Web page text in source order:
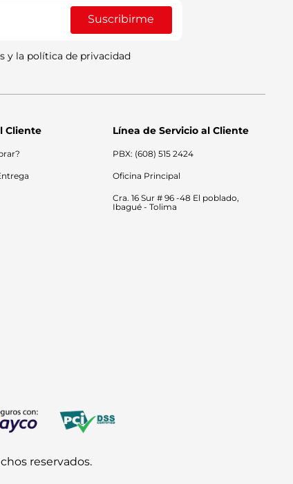
Suscribirme
y la política de privacidad
Cliente Línea de Servicio al Cliente
PBX: (608) 515 2424
Oficina Principal
Cra. 16 Sur # 96 -48 El poblado,
Ibagué - Tolima
reservados.